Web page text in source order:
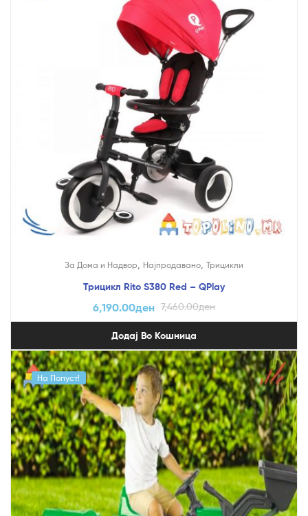
За Дома и Надвор Најпродавано Трицикли
Трицикл Rito S380 Red – QPlay
7,460.00ден
6,190.00ден
Додај Во Кошница
На Попуст!